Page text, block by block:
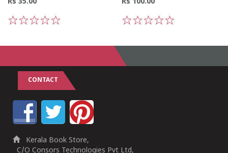
Rs 35.00
Rs 100.00
CONTACT
Kerala Book Store,
C/O Consors Technologies Pvt Ltd,